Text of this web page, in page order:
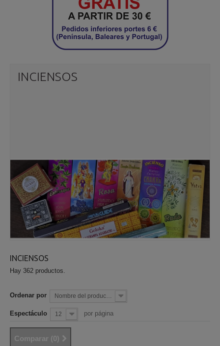
INCIENSOS
INCIENSOS
Hay 362 productos.
Ordenar por Nombre del producto: la A a la Z
Espectáculo 12 por página
Comparar (0)